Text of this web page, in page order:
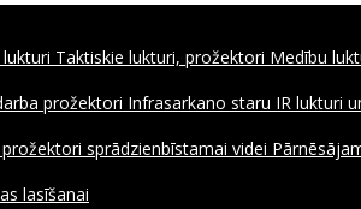
Taktiskie lukturi, prožektori Medību
prožektori Infrasarkano staru IR lukturi
sprādzienbīstamai videi
lasīšanai